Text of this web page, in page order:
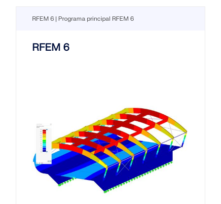
RFEM 6 | Programa principal RFEM 6
RFEM 6